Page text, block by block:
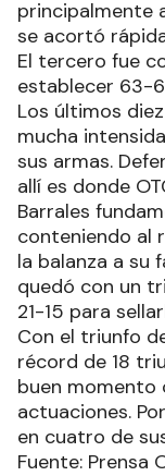
principalmente
se acortó
El tercero fue
establecer 63-
Los últimos
mucha
sus armas.
allí es donde
Barrales
conteniendo al
la balanza a su
quedó con un
21-15 para
Con el triunfo
récord de 18
buen momento
actuaciones.
en cuatro de
Fuente: Prensa